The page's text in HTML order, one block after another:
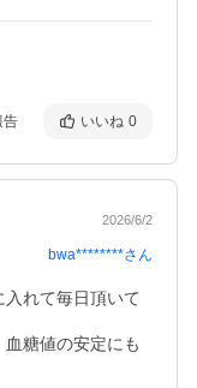
告 いいね 0
2026/6/2
bwa********さん
れて毎日頂いて
糖値の安定にも